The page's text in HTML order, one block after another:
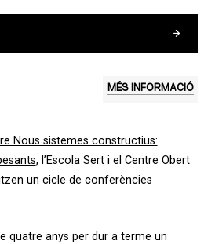
MÉS INFORMACIÓ
Nous sistemes constructius:
, l’Escola Sert i el Centre Obert
un cicle de conferències
quatre anys per dur a terme un